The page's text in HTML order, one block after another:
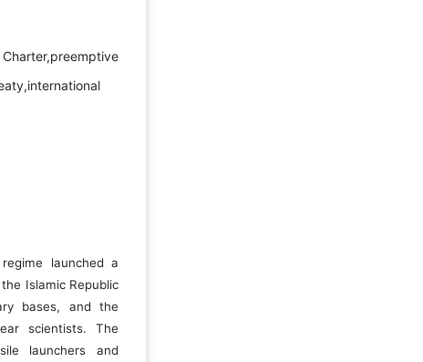
launched a
Islamic Republic
bases, and the
scientists. The
launchers and